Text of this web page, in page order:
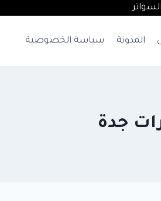
المدونة سياسة الخصوصية
جدة